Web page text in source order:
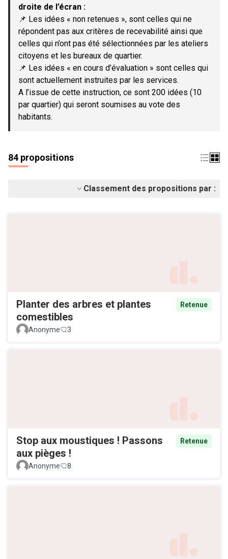
droite de l’écran :
📌 Les idées « non retenues », sont celles qui ne
répondent pas aux critères de recevabilité ainsi que
celles qui n’ont pas été sélectionnées par les ateliers
citoyens et les bureaux de quartier.
📌 Les idées « en cours d’évaluation » sont celles qui
sont actuellement instruites par les services.
A l’issue de cette instruction, ce sont 200 idées (10
par quartier) qui seront soumises au vote des
habitants.
84 propositions
Classement des propositions par :
Planter des arbres et plantes
comestibles
Retenue
Anonyme 3
Stop aux moustiques ! Passons
aux pièges !
Retenue
Anonyme 8